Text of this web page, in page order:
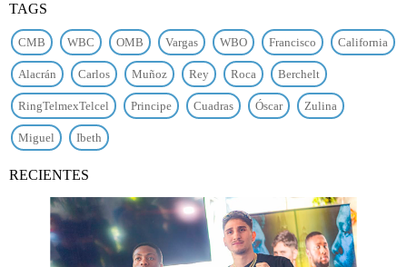
TAGS
CMB WBC OMB Vargas WBO Francisco California
Alacrán Carlos Muñoz Rey Roca Berchelt
RingTelmexTelcel Principe Cuadras Óscar Zulina
Miguel Ibeth
RECIENTES